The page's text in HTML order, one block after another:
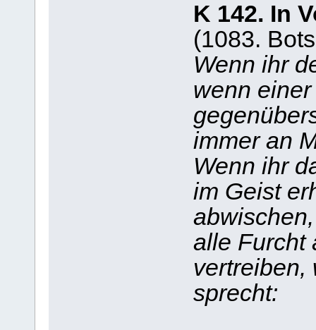
K 142. In
(1083.
Wenn ihr
wenn
immer an
Wenn ihr
im Geist
abwischen,
alle Furcht
vertreiben,
sprecht: